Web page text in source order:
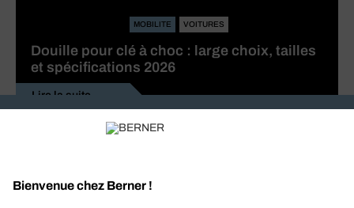
MOBILITE VOITURES
Douille pour clé à choc : large choix, tailles
et spécifications 2026
Lire la suite